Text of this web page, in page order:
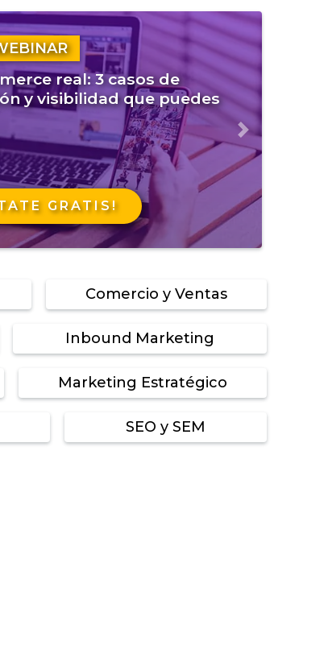
real: 3 casos de
y visibilidad que puedes
GRATIS!
Siguiente
Comercio y Ventas
Inbound Marketing
Marketing Estratégico
SEO y SEM